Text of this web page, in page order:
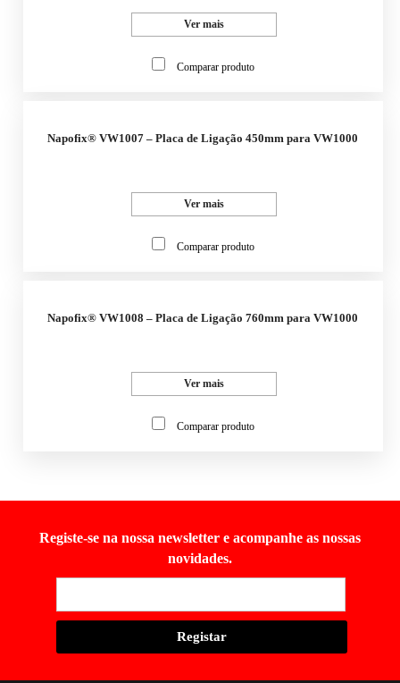
Ver mais
Comparar produto
Napofix® VW1007 – Placa de Ligação 450mm para VW1000
Ver mais
Comparar produto
Napofix® VW1008 – Placa de Ligação 760mm para VW1000
Ver mais
Comparar produto
Registe-se na nossa newsletter e acompanhe as nossas
novidades.